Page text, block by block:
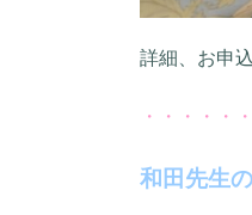
詳細、お申
・・・・・
和田先生